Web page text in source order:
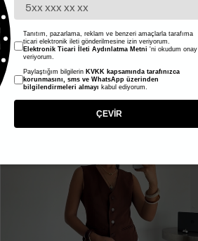
%50
Tanıtım, pazarlama, reklam ve benzeri amaçlarla tarafıma
ticari elektronik ileti gönderilmesine izin veriyorum.
Elektronik Ticari İleti Aydınlatma Metni 'ni okudum onay
veriyorum.
Paylaştığım bilgilerin KVKK kapsamında tarafınızca
korunmasını, sms ve WhatsApp üzerinden
bilgilendirmeleri almayı kabul ediyorum.
ÇEVİR